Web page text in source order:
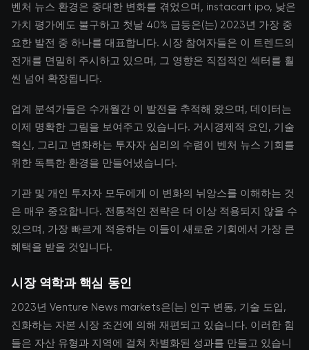
벤처 뉴스 환경은 중대한 변화를 겪었으며, instacart ipo, 낮은
가치 평가에도 불구하고 첫날 40% 급등은(는) 2023년 가장 중
요한 발전 중 하나를 대표합니다. 시장 참여자들은 이 트렌드의
전개를 면밀히 주시하고 있으며, 그 영향은 직접적인 섹터를 훨
씬 넘어 확장됩니다.
업계 분석가들은 수개월간 이 발전을 추적해 왔으며, 데이터는
이제 명확한 그림을 보여주고 있습니다. 거시경제적 요인, 기술
혁신, 그리고 변화하는 투자자 심리의 수렴이 벤처 뉴스 기회를
위한 독특한 환경을 만들어냈습니다.
기관 및 개인 투자자 모두에게 이 변화의 뉘앙스를 이해하는 것
은 매우 중요합니다. 전통적인 전략은 더 이상 적용되지 않을 수
있으며, 가장 빠르게 적응하는 이들이 새로운 기회에서 가장 큰
혜택을 받을 것입니다.
시장 역학과 핵심 동인
2023년 Venture News markets은(는) 인구 변동, 기술 도입,
진화하는 자본 시장 조건에 의해 재편되고 있습니다. 이러한 힘
들은 자산 유형과 지역에 걸쳐 차별화된 성과를 만들고 있습니